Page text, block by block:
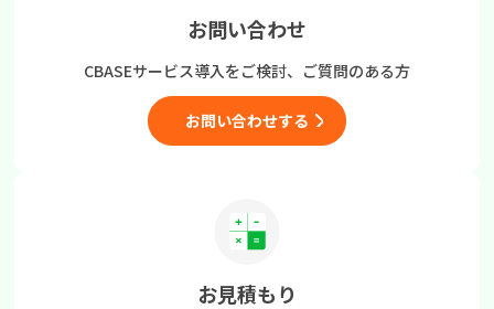
お問い合わせ
CBASEサービス導入をご検討、 ご質問のある方
お問い合わせする
お見積もり